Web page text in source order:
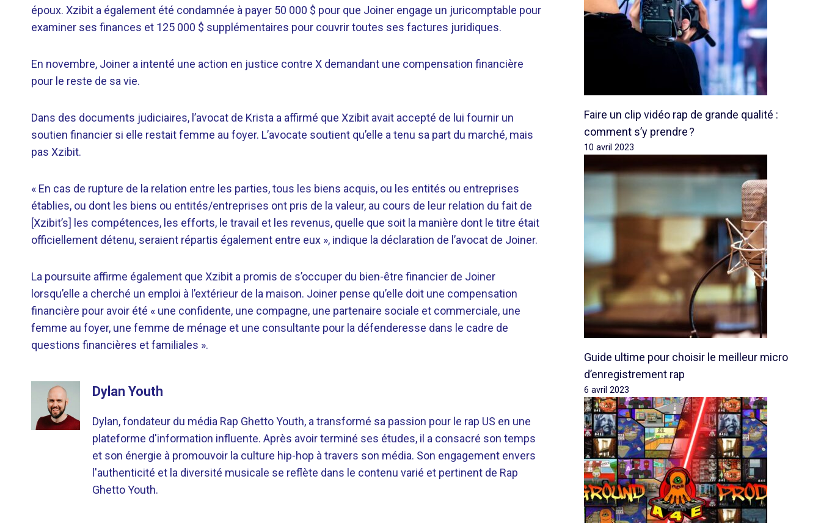
époux. Xzibit a également été condamnée à payer 50 000 $ pour que Joiner engage un juricomptable pour
examiner ses finances et 125 000 $ supplémentaires pour couvrir toutes ses factures juridiques.
En novembre, Joiner a intenté une action en justice contre X demandant une compensation financière
pour le reste de sa vie.
Dans des documents judiciaires, l’avocat de Krista a affirmé que Xzibit avait accepté de lui fournir un
soutien financier si elle restait femme au foyer. L’avocate soutient qu’elle a tenu sa part du marché, mais
pas Xzibit.
« En cas de rupture de la relation entre les parties, tous les biens acquis, ou les entités ou entreprises
établies, ou dont les biens ou entités/entreprises ont pris de la valeur, au cours de leur relation du fait de
[Xzibit’s] les compétences, les efforts, le travail et les revenus, quelle que soit la manière dont le titre était
officiellement détenu, seraient répartis également entre eux », indique la déclaration de l’avocat de Joiner.
La poursuite affirme également que Xzibit a promis de s’occuper du bien-être financier de Joiner
lorsqu’elle a cherché un emploi à l’extérieur de la maison. Joiner pense qu’elle doit une compensation
financière pour avoir été « une confidente, une compagne, une partenaire sociale et commerciale, une
femme au foyer, une femme de ménage et une consultante pour la défenderesse dans le cadre de
questions financières et familiales ».
Dylan Youth
Dylan, fondateur du média Rap Ghetto Youth, a transformé sa passion pour le rap US en une
plateforme d'information influente. Après avoir terminé ses études, il a consacré son temps
et son énergie à promouvoir la culture hip-hop à travers son média. Son engagement envers
l'authenticité et la diversité musicale se reflète dans le contenu varié et pertinent de Rap
Ghetto Youth.
Faire un clip vidéo rap de grande qualité :
comment s’y prendre ?
10 avril 2023
Guide ultime pour choisir le meilleur micro
d’enregistrement rap
6 avril 2023